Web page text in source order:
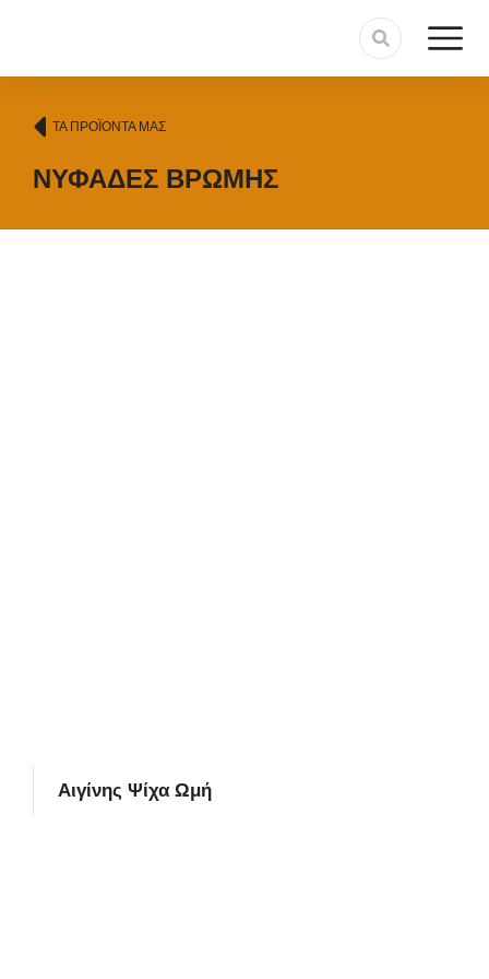
ΤΑ ΠΡΟΪΌΝΤΑ ΜΑΣ
ΝΥΦΆΔΕΣ ΒΡΏΜΗΣ
Αιγίνης Ψίχα Ωμή